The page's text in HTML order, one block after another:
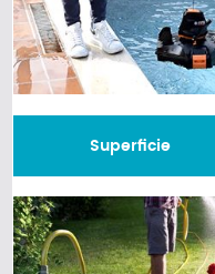
Superficie